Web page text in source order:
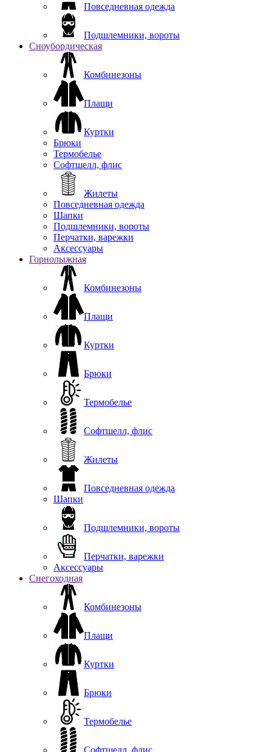
Повседневная одежда
Подшлемники, вороты
Сноубордическая
Комбинезоны
Плащи
Куртки
Брюки
Термобелье
Софтшелл, флис
Жилеты
Повседневная одежда
Шапки
Подшлемники, вороты
Перчатки, варежки
Аксессуары
Горнолыжная
Комбинезоны
Плащи
Куртки
Брюки
Термобелье
Софтшелл, флис
Жилеты
Повседневная одежда
Шапки
Подшлемники, вороты
Перчатки, варежки
Аксессуары
Снегоходная
Комбинезоны
Плащи
Куртки
Брюки
Термобелье
Софтшелл, флис